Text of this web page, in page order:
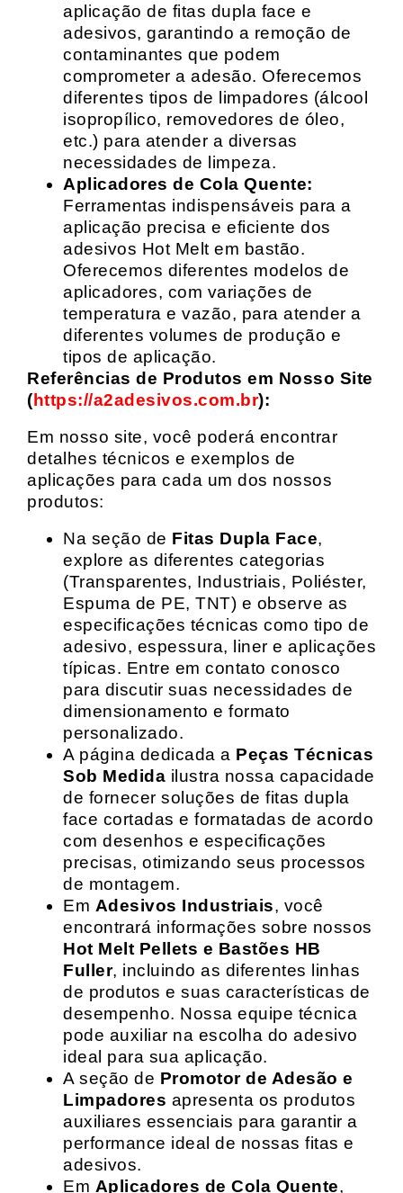
aplicação de fitas dupla face e
adesivos, garantindo a remoção de
contaminantes que podem
comprometer a adesão. Oferecemos
diferentes tipos de limpadores (álcool
isopropílico, removedores de óleo,
etc.) para atender a diversas
necessidades de limpeza.
Aplicadores de Cola Quente:
Ferramentas indispensáveis para a
aplicação precisa e eficiente dos
adesivos Hot Melt em bastão.
Oferecemos diferentes modelos de
aplicadores, com variações de
temperatura e vazão, para atender a
diferentes volumes de produção e
tipos de aplicação.
Referências de Produtos em Nosso Site
(https://a2adesivos.com.br):
Em nosso site, você poderá encontrar
detalhes técnicos e exemplos de
aplicações para cada um dos nossos
produtos:
Na seção de Fitas Dupla Face,
explore as diferentes categorias
(Transparentes, Industriais, Poliéster,
Espuma de PE, TNT) e observe as
especificações técnicas como tipo de
adesivo, espessura, liner e aplicações
típicas. Entre em contato conosco
para discutir suas necessidades de
dimensionamento e formato
personalizado.
A página dedicada a Peças Técnicas
Sob Medida ilustra nossa capacidade
de fornecer soluções de fitas dupla
face cortadas e formatadas de acordo
com desenhos e especificações
precisas, otimizando seus processos
de montagem.
Em Adesivos Industriais, você
encontrará informações sobre nossos
Hot Melt Pellets e Bastões HB
Fuller, incluindo as diferentes linhas
de produtos e suas características de
desempenho. Nossa equipe técnica
pode auxiliar na escolha do adesivo
ideal para sua aplicação.
A seção de Promotor de Adesão e
Limpadores apresenta os produtos
auxiliares essenciais para garantir a
performance ideal de nossas fitas e
adesivos.
Em Aplicadores de Cola Quente,